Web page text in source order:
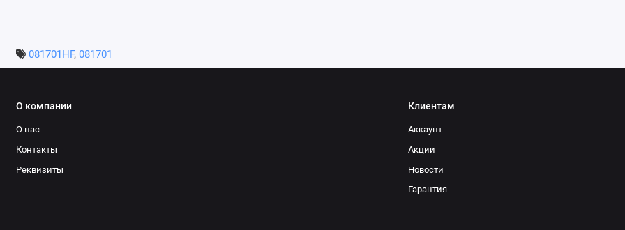
081701HF,081701
О компании
О нас
Контакты
Реквизиты
Клиентам
Аккаунт
Акции
Новости
Гарантия